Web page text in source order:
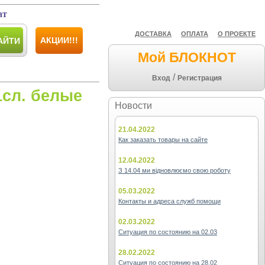
ДОСТАВКА ОПЛАТА О ПРОЕКТЕ
Мой БЛОКНОТ
Вход / Регистрация
Новости
21.04.2022
Как заказать товары на сайте
12.04.2022
З 14.04 ми відновлюємо свою роботу
05.03.2022
Контакты и адреса служб помощи
02.03.2022
Ситуация по состоянию на 02.03
28.02.2022
Ситуация по состоянию на 28.02
АКЦИИ!!!
белые